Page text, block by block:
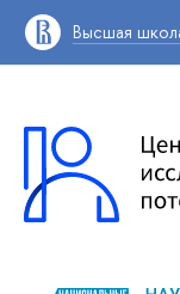
Высшая